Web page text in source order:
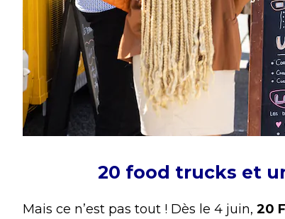
20 food trucks et
Mais ce n’est pas tout ! Dès le 4 juin, 20